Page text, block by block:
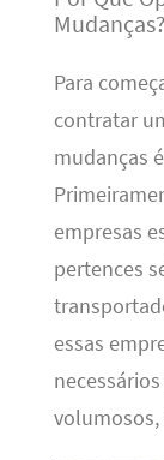
Mudanças?
Para
contratar
mudanças
empresas
pertences
essas
volumosos,